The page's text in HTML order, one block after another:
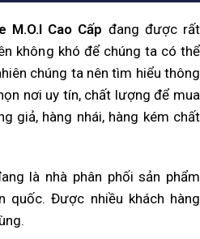
M.O.I Cao Cấp đang được rất
không khó để chúng ta có thể
chúng ta nên tìm hiểu thông
nơi uy tín, chất lượng để mua
giả, hàng nhái, hàng kém chất
là nhà phân phối sản phẩm
quốc. Được nhiều khách hàng